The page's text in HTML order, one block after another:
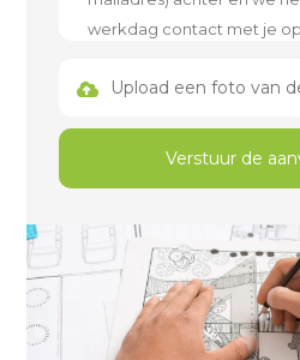
Upload een foto van
Verstuur de